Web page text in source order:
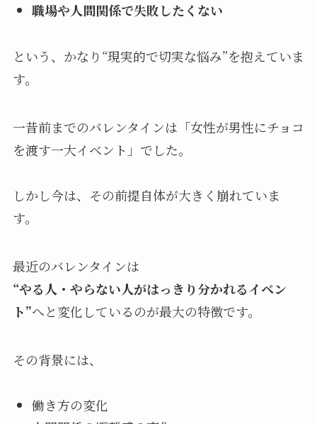
職場や人間関係で失敗したくない
という、かなり“現実的で切実な悩み”を抱えていま
す。
一昔前までのバレンタインは「女性が男性にチョコ
を渡す一大イベント」でした。
しかし今は、その前提自体が大きく崩れていま
す。
最近のバレンタインは
“やる人・やらない人がはっきり分かれるイベン
ト”へと変化しているのが最大の特徴です。
その背景には、
働き方の変化